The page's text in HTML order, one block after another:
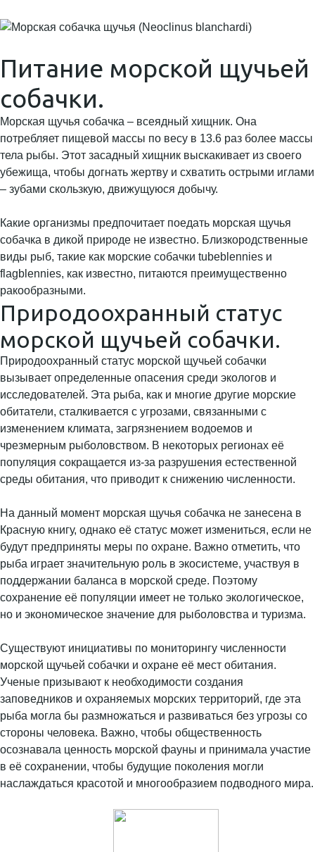
Питание морской щучьей
собачки.
Морская щучья собачка – всеядный хищник. Она
потребляет пищевой массы по весу в 13.6 раз более массы
тела рыбы. Этот засадный хищник выскакивает из своего
убежища, чтобы догнать жертву и схватить острыми иглами
– зубами скользкую, движущуюся добычу.
Какие организмы предпочитает поедать морская щучья
собачка в дикой природе не известно. Близкородственные
виды рыб, такие как морские собачки tubeblennies и
flagblennies, как известно, питаются преимущественно
ракообразными.
Природоохранный статус
морской щучьей собачки.
Природоохранный статус морской щучьей собачки
вызывает определенные опасения среди экологов и
исследователей. Эта рыба, как и многие другие морские
обитатели, сталкивается с угрозами, связанными с
изменением климата, загрязнением водоемов и
чрезмерным рыболовством. В некоторых регионах её
популяция сокращается из-за разрушения естественной
среды обитания, что приводит к снижению численности.
На данный момент морская щучья собачка не занесена в
Красную книгу, однако её статус может измениться, если не
будут предприняты меры по охране. Важно отметить, что
рыба играет значительную роль в экосистеме, участвуя в
поддержании баланса в морской среде. Поэтому
сохранение её популяции имеет не только экологическое,
но и экономическое значение для рыболовства и туризма.
Существуют инициативы по мониторингу численности
морской щучьей собачки и охране её мест обитания.
Ученые призывают к необходимости создания
заповедников и охраняемых морских территорий, где эта
рыба могла бы размножаться и развиваться без угрозы со
стороны человека. Важно, чтобы общественность
осознавала ценность морской фауны и принимала участие
в её сохранении, чтобы будущие поколения могли
наслаждаться красотой и многообразием подводного мира.